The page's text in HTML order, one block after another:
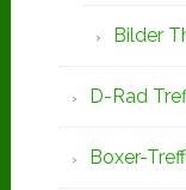
Bilder
D-Rad
Boxer-